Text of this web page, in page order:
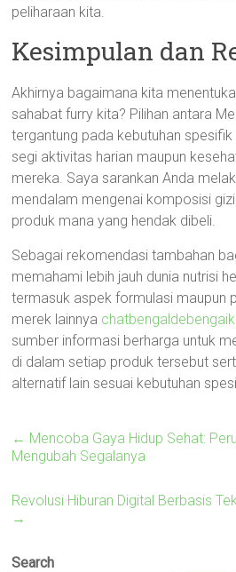
peliharaan kita.
Kesimpulan dan
Akhirnya bagaimana kita
sahabat furry kita? Pilihan antara
tergantung pada kebutuhan
segi aktivitas harian maupun
mereka. Saya sarankan Anda
mendalam mengenai komposisi
produk mana yang hendak dibeli.
Sebagai rekomendasi tambahan
memahami lebih jauh dunia nutrisi
termasuk aspek formulasi maupun
merek lainnya
sumber informasi berharga untuk
di dalam setiap produk tersebut
alternatif lain sesuai kebutuhan
← Mencoba Gaya Hidup Sehat:
Mengubah Segalanya
Revolusi Hiburan Digital Berbasis
→
Search